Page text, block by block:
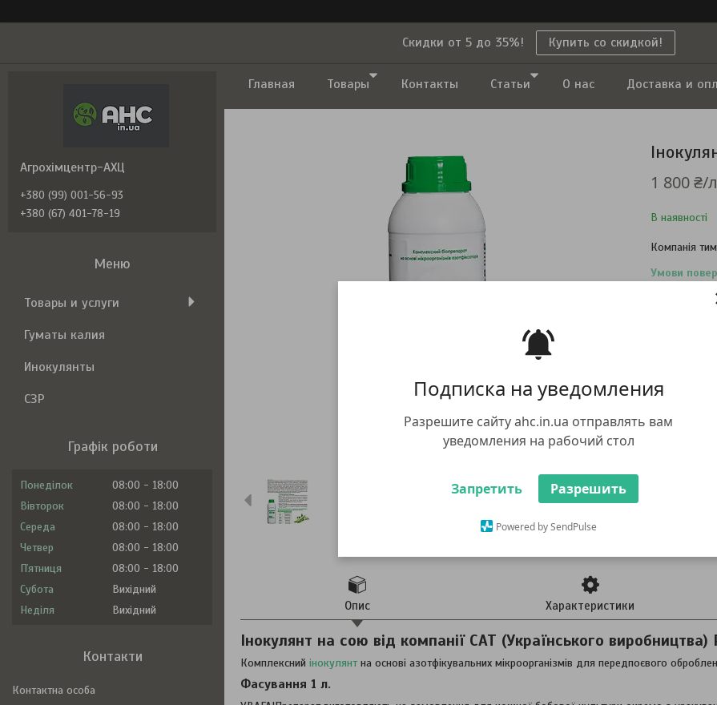
Подписка на уведомления
Разрешите сайту ahc.in.ua отправлять вам
уведомления на рабочий стол
Запретить Разрешить
Powered by SendPulse
Скидки от 5 до 35%! Купить со скидкой!
Главная Товары Контакты Статьи О нас Доставка и
1 800 ₴/л
В наявності
Компанія
повернення
Опис Характеристики
Інокулянт на сою від компанії САТ (Українського виробництва)
Комплексний інокулянт на основі азотфікувальних мікроорганізмів для передпоєвого
Фасування 1 л.
Агрохімцентр-АХЦ
+380 (99) 001-56-93
+380 (67) 401-78-19
Товары и услуги
Гуматы калия
Инокулянты
СЗР
Графік роботи
Понеділок 08:00
18:00
Вівторок
08:00
18:00
Середа
08:00
18:00
Четвер
08:00
18:00
Пʼятниця
08:00
18:00
Субота
Вихідний
Неділя
Вихідний
Контакти